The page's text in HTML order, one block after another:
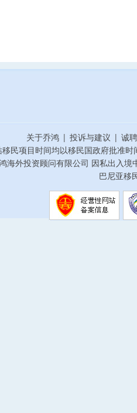
关于乔鸿 | 投诉与建议 | 诚
民项目时间均以移民国政府批准
外投资顾问有限公司 因私出入
巴尼亚移